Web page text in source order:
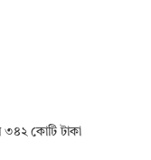
কোটি টাকা